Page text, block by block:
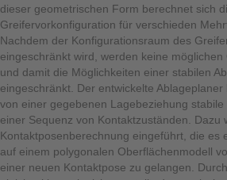
dieser geometrischen Form berechnet sich
Greifervorkonfiguration für verschieden
Nachdem der Konfigurationsraum des
eingeschränkt wird, werden keine
und damit die Möglichkeiten einer stabilen
eingeschränkt. Der entwickelte
von einer gegebenen Lagebeziehung
einer Sequenz von Kontaktzuständen. Dazu
Kontaktposenberechnung eingeführt, die es
auf einem polygonalen Oberflächenmodell
einer neuen Kontaktpose zu gelangen.